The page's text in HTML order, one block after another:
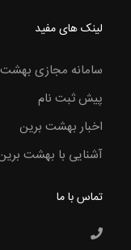
لینک های مفید
سامانه مجازی
پیش ثبت نام
اخبار بهشت برین
آشنایی با بهشت
تماس با ما